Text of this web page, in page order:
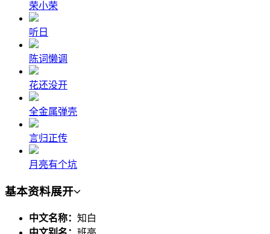
荣小荣
听日
陈词懒调
花还没开
全金属弹壳
言归正传
月亮有个坑
基本资料展开
中文名称： 知白